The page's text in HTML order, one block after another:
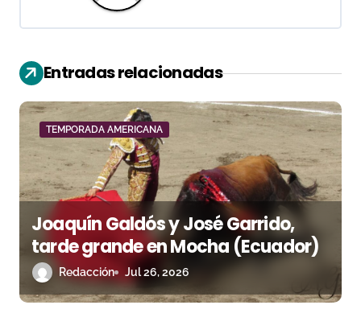
i
ó
n
d
e
e
n
t
r
Entradas relacionadas
TEMPORADA AMERICANA
Joaquín Galdós y José Garrido,
tarde grande en Mocha (Ecuador)
Redacción Jul 26, 2026